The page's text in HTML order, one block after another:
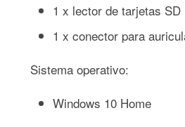
1 x lector de tarjetas SD
1 x conector para
Sistema operativo:
Windows 10 Home